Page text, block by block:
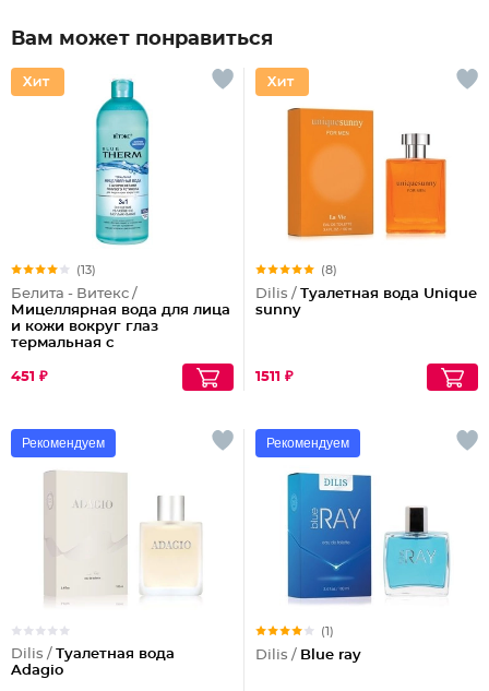
Вам может понравиться
(13)
Белита - Витекс /
Мицеллярная вода для лица
и кожи вокруг глаз
термальная с
ретинола Blue Therm
451 ₽
(8)
Dilis / Туалетная вода Unique
sunny
1511 ₽
Рекомендуем
Dilis / Туалетная вода
Adagio
Рекомендуем
(1)
Dilis / Blue ray